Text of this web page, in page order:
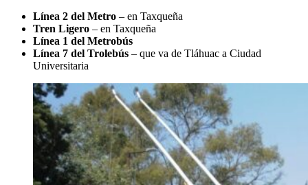
Línea 2 del Metro – en Taxqueña
Tren Ligero – en Taxqueña
Línea 1 del Metrobús
Línea 7 del Trolebús – que va de Tláhuac a Ciudad
Universitaria